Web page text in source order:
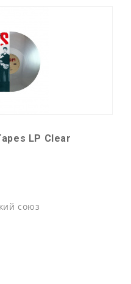
LP Clear
союз